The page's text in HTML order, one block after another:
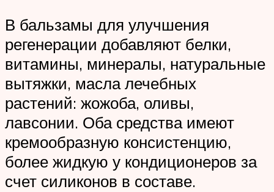
В бальзамы для улучшения
регенерации добавляют белки,
витамины, минералы, натуральные
вытяжки, масла лечебных
растений: жожоба, оливы,
лавсонии. Оба средства имеют
кремообразную консистенцию,
более жидкую у кондиционеров за
счет силиконов в составе.